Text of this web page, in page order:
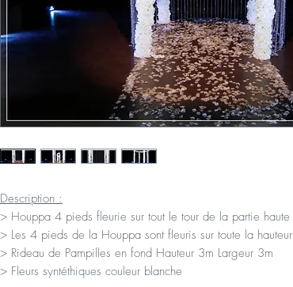
Description :
> Houppa 4 pieds fleurie sur tout le tour de la partie haute
> Les 4 pieds de la Houppa sont fleuris sur toute la hauteur
> Rideau de Pampilles en fond Hauteur 3m Largeur 3m
> Fleurs syntéthiques couleur blanche